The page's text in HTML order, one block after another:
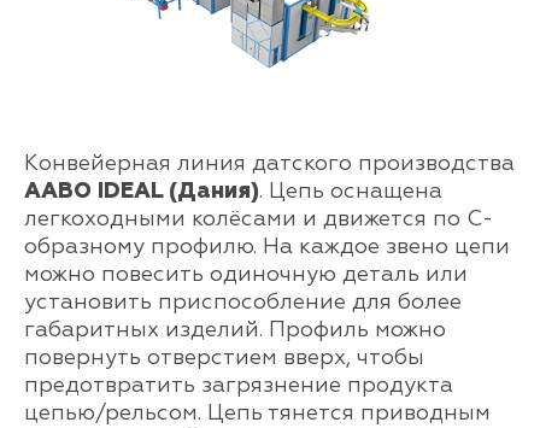
Конвейерная линия датского производства
AABO IDEAL (Дания). Цепь оснащена
легкоходными колёсами и движется по С-
образному профилю. На каждое звено цепи
можно повесить одиночную деталь или
установить приспособление для более
габаритных изделий. Профиль можно
повернуть отверстием вверх, чтобы
предотвратить загрязнение продукта
цепью/рельсом. Цепь тянется приводным